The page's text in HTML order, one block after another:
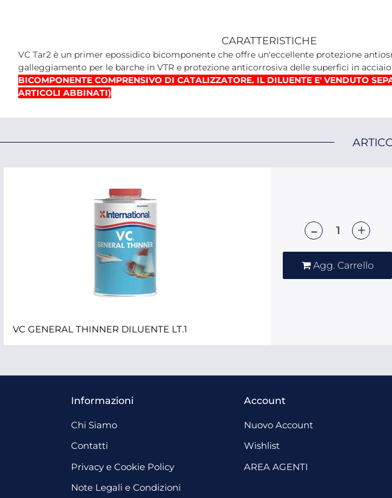
CARATTERISTICHE
VC Tar2 è un primer epossidico bicomponente che offre un'eccellente protezione
galleggiamento per le barche in VTR e protezione anticorrosiva delle superfici in
BICOMPONENTE COMPRENSIVO DI CATALIZZATORE. IL DILUENTE E' VENDUTO
ARTICOLI ABBINATI)
VC GENERAL THINNER DILUENTE LT.1
Quantità
Agg. Carrello
Informazioni
Chi Siamo
Contatti
Privacy e Cookie Policy
Note Legali e Condizioni
Account
Nuovo Account
Wishlist
AREA AGENTI